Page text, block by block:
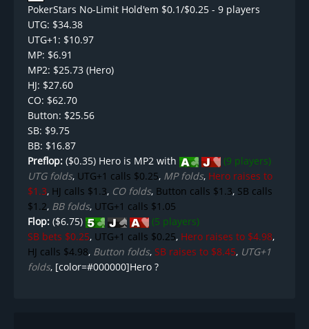
PokerStars No-Limit Hold'em $0.1/$0.25 - 9 players
UTG: $34.38
UTG+1: $10.97
MP: $6.91
MP2: $25.73 (Hero)
HJ: $27.60
CO: $62.70
Button: $25.56
SB: $9.75
BB: $16.87
Preflop: ($0.35) Hero is MP2 with
(9 players)
UTG folds, UTG+1 calls $0.25, MP folds, Hero raises to
$1.3, HJ calls $1.3, CO folds, Button calls $1.3, SB calls
$1.2, BB folds, UTG+1 calls $1.05
Flop: ($6.75)
(5 players)
SB bets $0.25, UTG+1 calls $0.25, Hero raises to $4.98,
HJ calls $4.98, Button folds, SB raises to $8.45, UTG+1
folds, [color=#000000]Hero ?